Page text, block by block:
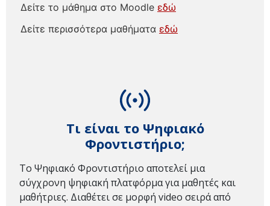
Τι είναι το Ψηφιακό
Φροντιστήριο;
Το Ψηφιακό Φροντιστήριο αποτελεί μια
σύγχρονη ψηφιακή πλατφόρμα για μαθητές και
μαθήτριες. Διαθέτει σε μορφή video σειρά από
Δείτε το μάθημα στο Moodle εδώ
Δείτε περισσότερα μαθήματα εδώ